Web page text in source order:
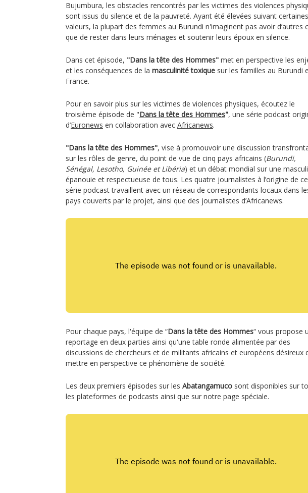
Bujumbura, les obstacles rencontrés par les victimes des violences
sont issus du silence et de la pauvreté. Ayant été élevées suivant certaines
valeurs, la plupart des femmes au Burundi n'imaginent pas avoir d’autres
que de rester dans leurs ménages et soutenir leurs époux en silence.
Dans cet épisode, "Dans la tête des Hommes" met en perspective les
et les conséquences de la masculinité toxique sur les familles au Burundi
France.
Pour en savoir plus sur les victimes de violences physiques, écoutez le
troisième épisode de "Dans la tête des Hommes", une série podcast
d’Euronews en collaboration avec Africanews.
"Dans la tête des Hommes", vise à promouvoir une discussion
sur les rôles de genre, du point de vue de cinq pays africains (Burundi,
Sénégal, Lesotho, Guinée et Libéria) et un débat mondial sur une
épanouie et respectueuse de tous. Les quatre journalistes à l’origine de
série podcast travaillent avec un réseau de correspondants locaux dans
pays couverts par le projet, ainsi que des journalistes d’Africanews.
Pour chaque pays, l'équipe de “Dans la tête des Hommes“ vous propose
reportage en deux parties ainsi qu'une table ronde alimentée par des
discussions de chercheurs et de militants africains et européens désireux
mettre en perspective ce phénomène de société.
Les deux premiers épisodes sur les Abatangamuco sont disponibles sur
les plateformes de podcasts ainsi que sur notre page spéciale.